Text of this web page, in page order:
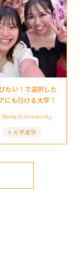
たい！で選択した
にも行ける大学！
Monash University
大学進学